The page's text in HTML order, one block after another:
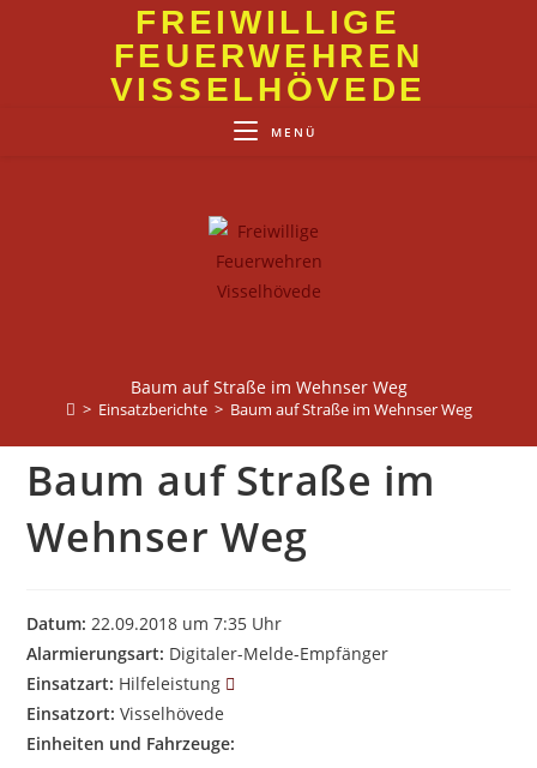
FREIWILLIGE
FEUERWEHREN
VISSELHÖVEDE
MENÜ
Baum auf Straße im Wehnser Weg
> Einsatzberichte > Baum auf Straße im Wehnser Weg
Baum auf Straße im
Wehnser Weg
Datum: 22.09.2018 um 7:35 Uhr
Alarmierungsart: Digitaler-Melde-Empfänger
Einsatzart: Hilfeleistung
Einsatzort: Visselhövede
Einheiten und Fahrzeuge: